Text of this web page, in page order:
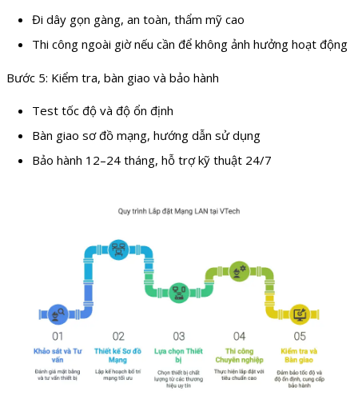
Đi dây gọn gàng, an toàn, thẩm mỹ cao
Thi công ngoài giờ nếu cần để không ảnh hưởng hoạt động
Bước 5: Kiểm tra, bàn giao và bảo hành
Test tốc độ và độ ổn định
Bàn giao sơ đồ mạng, hướng dẫn sử dụng
Bảo hành 12–24 tháng, hỗ trợ kỹ thuật 24/7